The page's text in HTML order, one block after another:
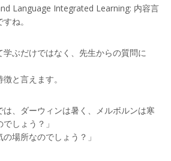
Language Integrated Learning: 内容言
ね。
ぶだけではなく、先生からの質問に
と言えます。
は、ダーウィンは暑く、メルボルンは寒
しょう？」
場所なのでしょう？」